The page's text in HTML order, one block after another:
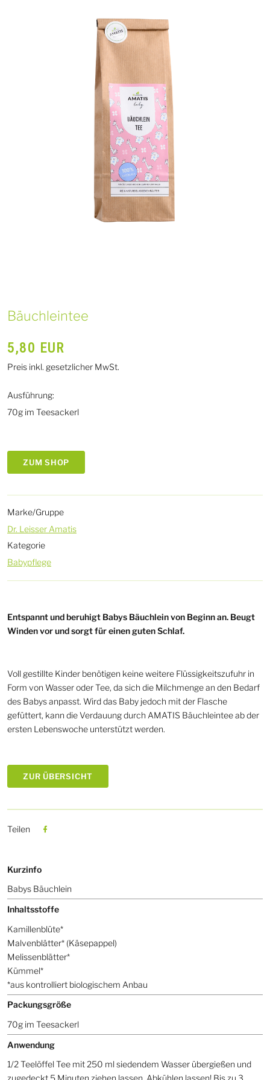
Bäuchleintee
5,80 EUR
Preis inkl. gesetzlicher MwSt.
Ausführung:
70g im Teesackerl
ZUM SHOP
Marke/Gruppe
Dr. Leisser Amatis
Kategorie
Babypflege
Entspannt und beruhigt Babys Bäuchlein von Beginn an. Beugt
Winden vor und sorgt für einen guten Schlaf.
Voll gestillte Kinder benötigen keine weitere Flüssigkeitszufuhr in
Form von Wasser oder Tee, da sich die Milchmenge an den Bedarf
des Babys anpasst. Wird das Baby jedoch mit der Flasche
gefüttert, kann die Verdauung durch AMATIS Bäuchleintee ab der
ersten Lebenswoche unterstützt werden.
ZUR ÜBERSICHT
Teilen
Kurzinfo
Babys Bäuchlein
Inhaltsstoffe
Kamillenblüte*
Malvenblätter* (Käsepappel)
Melissenblätter*
Kümmel*
*aus kontrolliert biologischem Anbau
Packungsgröße
70g im Teesackerl
Anwendung
1/2 Teelöffel Tee mit 250 ml siedendem Wasser übergießen und